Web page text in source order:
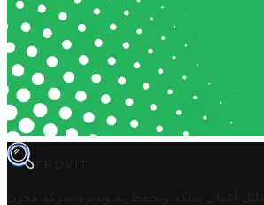
TROVIT
أعمال تملكه وتحتفظ به وتديره
شركة مخزن